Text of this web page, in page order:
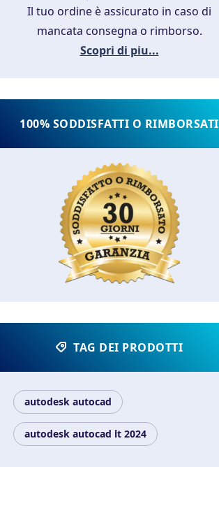
Il tuo ordine è assicurato in caso di
mancata consegna o rimborso.
Scopri di piu...
100% SODDISFATTI O RIMBORSATI
TAG DEI PRODOTTI
autodesk autocad
autodesk autocad lt 2024